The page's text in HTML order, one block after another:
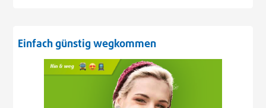
Einfach günstig wegkommen